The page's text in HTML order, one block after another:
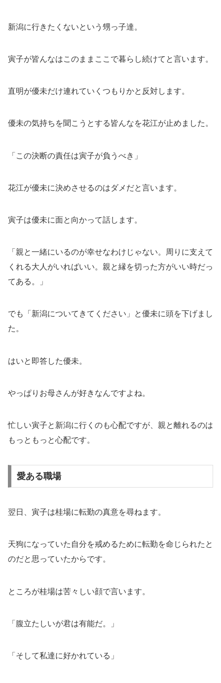
新潟に行きたくないという甥っ子達。
寅子が皆んなはこのままここで暮らし続けてと言います。
直明が優未だけ連れていくつもりかと反対します。
優未の気持ちを聞こうとする皆んなを花江が止めました。
「この決断の責任は寅子が負うべき」
花江が優未に決めさせるのはダメだと言います。
寅子は優未に面と向かって話します。
「親と一緒にいるのが幸せなわけじゃない。周りに支えて
くれる大人がいればいい。親と縁を切った方がいい時だっ
てある。」
でも「新潟についてきてください」と優未に頭を下げまし
た。
はいと即答した優未。
やっぱりお母さんが好きなんですよね。
忙しい寅子と新潟に行くのも心配ですが、親と離れるのは
もっともっと心配です。
愛ある職場
翌日、寅子は桂場に転勤の真意を尋ねます。
天狗になっていた自分を戒めるために転勤を命じられたと
のだと思っていたからです。
ところが桂場は苦々しい顔で言います。
「腹立たしいが君は有能だ。」
「そして私達に好かれている」